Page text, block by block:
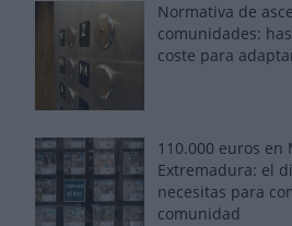
Normativa de
comunidades:
coste para
110.000 euros en
Extremadura: el
necesitas para
comunidad